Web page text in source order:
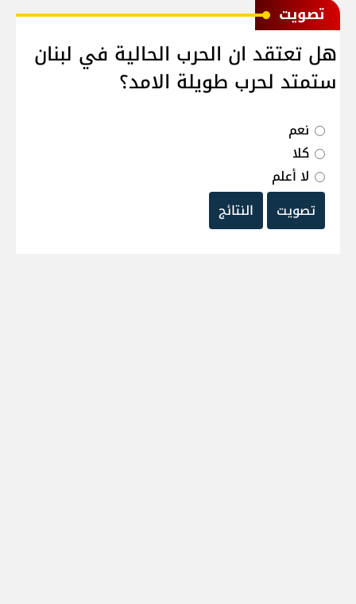
ﺗﺼﻮﻳﺖ
هل تعتقد ان الحرب الحالية في لبنان
ستمتد لحرب طويلة الامد؟
نعم
كلا
لا أعلم
تصويت
النتائج